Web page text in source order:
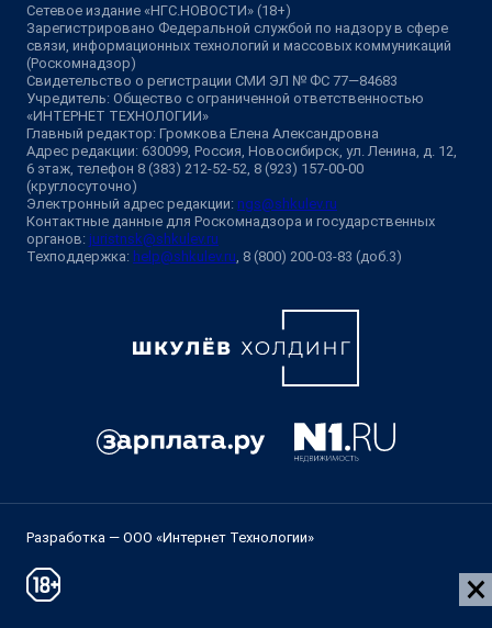
Сетевое издание «НГС.НОВОСТИ» (18+)
Зарегистрировано Федеральной службой по надзору в сфере
связи, информационных технологий и массовых коммуникаций
(Роскомнадзор)
Свидетельство о регистрации СМИ ЭЛ № ФС 77—84683
Учредитель: Общество с ограниченной ответственностью
«ИНТЕРНЕТ ТЕХНОЛОГИИ»
Главный редактор: Громкова Елена Александровна
Адрес редакции: 630099, Россия, Новосибирск, ул. Ленина, д. 12,
6 этаж, телефон 8 (383) 212-52-52, 8 (923) 157-00-00
(круглосуточно)
Электронный адрес редакции: ngs@shkulev.ru
Контактные данные для Роскомнадзора и государственных
органов: juristnsk@shkulev.ru
Техподдержка: help@shkulev.ru , 8 (800) 200-03-83 (доб.3)
Разработка — ООО «Интернет Технологии»